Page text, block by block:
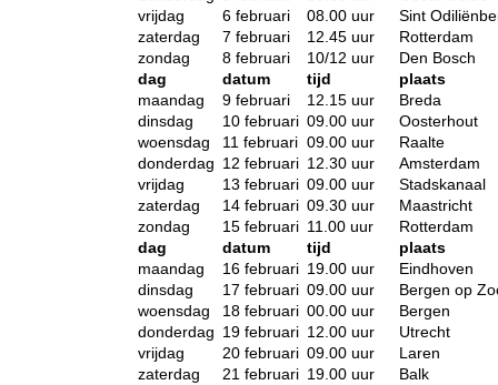
vrijdag
6 februari 08.00 uur
Sint
zaterdag
7 februari 12.45 uur
Rotterdam
zondag
8 februari 10/12 uur
Den Bosch
dag
datum tijd
plaats
maandag
9 februari 12.15 uur
Breda
dinsdag
10 februari 09.00 uur
Oosterhout
woensdag
11 februari 09.00 uur
Raalte
donderdag 12 februari 12.30 uur
Amsterdam
vrijdag
13 februari 09.00 uur
Stadskanaal
zaterdag
14 februari 09.30 uur
Maastricht
zondag
15 februari 11.00 uur
Rotterdam
dag
datum tijd
plaats
maandag
16 februari 19.00 uur
Eindhoven
dinsdag
17 februari 09.00 uur
Bergen op
woensdag
18 februari 00.00 uur
Bergen
donderdag 19 februari 12.00 uur
Utrecht
vrijdag
20 februari 09.00 uur
Laren
zaterdag
21 februari 19.00 uur
Balk